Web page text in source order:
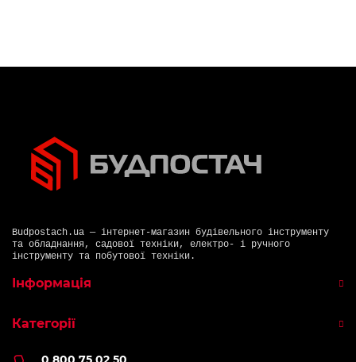
Budpostach.ua — інтернет-магазин будівельного інструменту
та обладнання, садової техніки, електро- і ручного
інструменту та побутової техніки.
Інформація
Категорії